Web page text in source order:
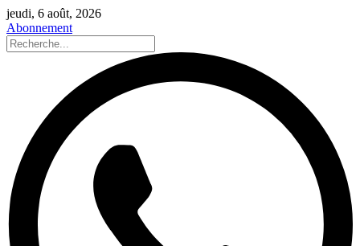
jeudi, 6 août, 2026
Abonnement